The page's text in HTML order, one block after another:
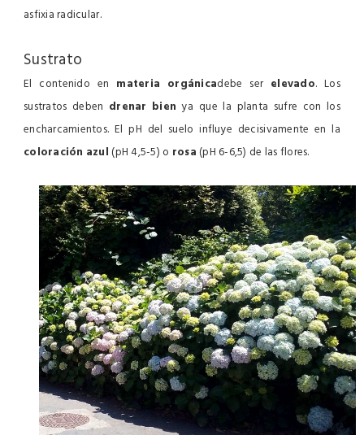
asfixia radicular.
Sustrato
El contenido en materia orgánicadebe ser elevado. Los
sustratos deben drenar bien ya que la planta sufre con los
encharcamientos. El pH del suelo influye decisivamente en la
coloración azul(pH 4,5-5) o rosa(pH 6-6,5) de las flores.